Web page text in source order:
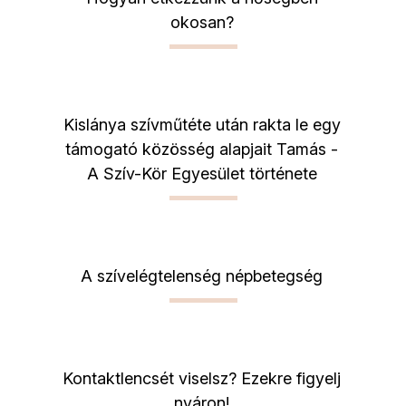
okosan?
Kislánya szívműtéte után rakta le egy
támogató közösség alapjait Tamás -
A Szív-Kör Egyesület története
A szívelégtelenség népbetegség
Kontaktlencsét viselsz? Ezekre figyelj